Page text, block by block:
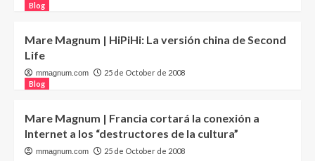
Blog
Mare Magnum | HiPiHi: La versión china de Second
Life
mmagnum.com
25 de October de 2008
Blog
Mare Magnum | Francia cortará la conexión a
Internet a los “destructores de la cultura”
mmagnum.com 25 de October de 2008